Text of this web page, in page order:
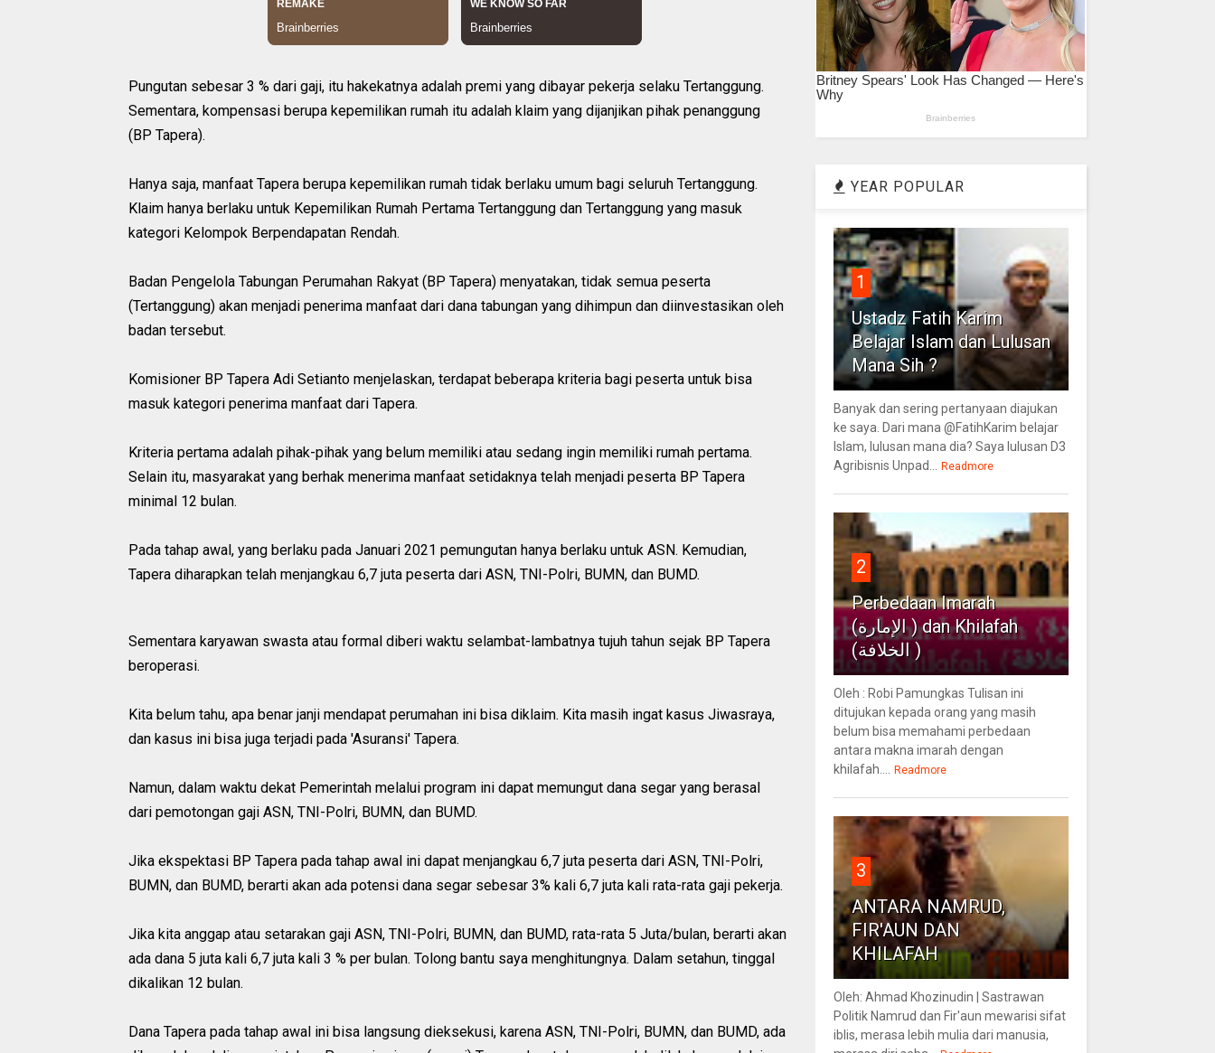
Pungutan sebesar 3 % dari gaji, itu hakekatnya adalah premi yang dibayar pekerja selaku Tertanggung.
Sementara, kompensasi berupa kepemilikan rumah itu adalah klaim yang dijanjikan pihak penanggung
(BP Tapera).
Hanya saja, manfaat Tapera berupa kepemilikan rumah tidak berlaku umum bagi seluruh Tertanggung.
Klaim hanya berlaku untuk Kepemilikan Rumah Pertama Tertanggung dan Tertanggung yang masuk
kategori Kelompok Berpendapatan Rendah.
Badan Pengelola Tabungan Perumahan Rakyat (BP Tapera) menyatakan, tidak semua peserta
(Tertanggung) akan menjadi penerima manfaat dari dana tabungan yang dihimpun dan diinvestasikan oleh
badan tersebut.
Komisioner BP Tapera Adi Setianto menjelaskan, terdapat beberapa kriteria bagi peserta untuk bisa
masuk kategori penerima manfaat dari Tapera.
Kriteria pertama adalah pihak-pihak yang belum memiliki atau sedang ingin memiliki rumah pertama.
Selain itu, masyarakat yang berhak menerima manfaat setidaknya telah menjadi peserta BP Tapera
minimal 12 bulan.
Pada tahap awal, yang berlaku pada Januari 2021 pemungutan hanya berlaku untuk ASN. Kemudian,
Tapera diharapkan telah menjangkau 6,7 juta peserta dari ASN, TNI-Polri, BUMN, dan BUMD.
Sementara karyawan swasta atau formal diberi waktu selambat-lambatnya tujuh tahun sejak BP Tapera
beroperasi.
Kita belum tahu, apa benar janji mendapat perumahan ini bisa diklaim. Kita masih ingat kasus Jiwasraya,
dan kasus ini bisa juga terjadi pada 'Asuransi' Tapera.
Namun, dalam waktu dekat Pemerintah melalui program ini dapat memungut dana segar yang berasal
dari pemotongan gaji ASN, TNI-Polri, BUMN, dan BUMD.
Jika ekspektasi BP Tapera pada tahap awal ini dapat menjangkau 6,7 juta peserta dari ASN, TNI-Polri,
BUMN, dan BUMD, berarti akan ada potensi dana segar sebesar 3% kali 6,7 juta kali rata-rata gaji pekerja.
Jika kita anggap atau setarakan gaji ASN, TNI-Polri, BUMN, dan BUMD, rata-rata 5 Juta/bulan, berarti akan
ada dana 5 juta kali 6,7 juta kali 3 % per bulan. Tolong bantu saya menghitungnya. Dalam setahun, tinggal
dikalikan 12 bulan.
Dana Tapera pada tahap awal ini bisa langsung dieksekusi, karena ASN, TNI-Polri, BUMN, dan BUMD, ada
YEAR POPULAR
1
Ustadz Fatih Karim
Belajar Islam dan Lulusan
Mana Sih ?
Banyak dan sering pertanyaan diajukan
ke saya. Dari mana @FatihKarim belajar
Islam, lulusan mana dia? Saya lulusan D3
Agribisnis Unpad...
Readmore
2
Perbedaan Imarah
(الإمارة ) dan Khilafah
(الخلافة )
Oleh : Robi Pamungkas Tulisan ini
ditujukan kepada orang yang masih
belum bisa memahami perbedaan
antara makna imarah dengan
khilafah....
Readmore
3
ANTARA NAMRUD,
FIR'AUN DAN
KHILAFAH
Oleh: Ahmad Khozinudin | Sastrawan
Politik Namrud dan Fir'aun mewarisi sifat
iblis, merasa lebih mulia dari manusia,